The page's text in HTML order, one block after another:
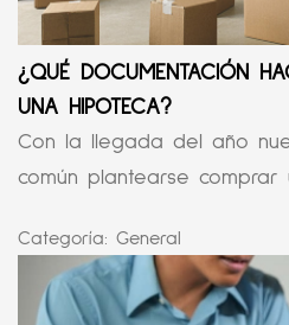
¿QUÉ DOCUMENTACIÓN
UNA HIPOTECA?
Con la llegada del año
común plantearse comprar
Categoría: General